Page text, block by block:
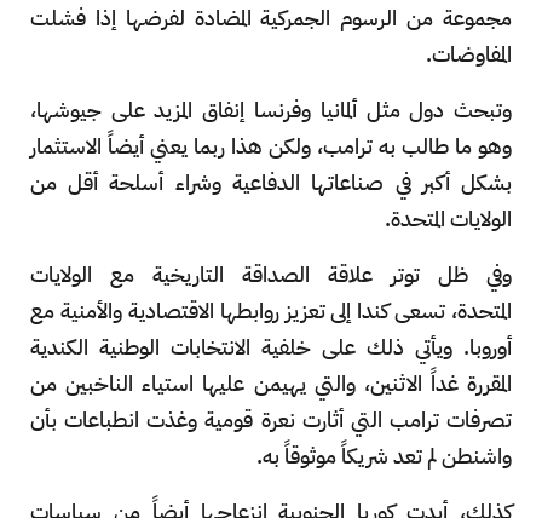
مجموعة من الرسوم الجمركية المضادة لفرضها إذا فشلت
المفاوضات.
وتبحث دول مثل ألمانيا وفرنسا إنفاق المزيد على جيوشها،
وهو ما طالب به ترامب، ولكن هذا ربما يعني أيضاً الاستثمار
بشكل أكبر في صناعاتها الدفاعية وشراء أسلحة أقل من
الولايات المتحدة.
وفي ظل توتر علاقة الصداقة التاريخية مع الولايات
المتحدة، تسعى كندا إلى تعزيز روابطها الاقتصادية والأمنية مع
أوروبا. ويأتي ذلك على خلفية الانتخابات الوطنية الكندية
المقررة غداً الاثنين، والتي يهيمن عليها استياء الناخبين من
تصرفات ترامب التي أثارت نعرة قومية وغذت انطباعات بأن
واشنطن لم تعد شريكاً موثوقاً به.